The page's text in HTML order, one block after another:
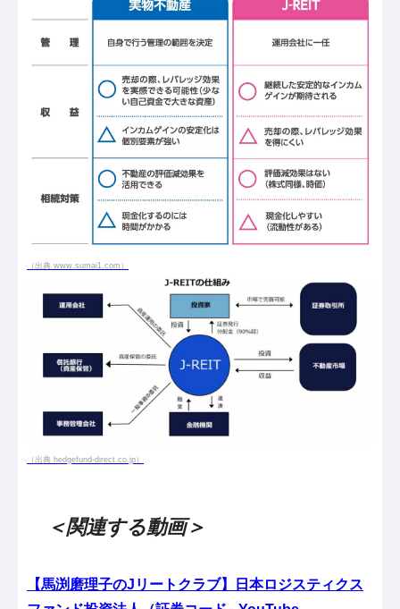
（出典 www.sumai1.com）
（出典 hedgefund-direct.co.jp）
＜関連する動画＞
【馬渕磨理子のJリートクラブ】日本ロジスティクス